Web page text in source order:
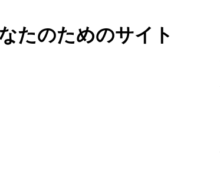
たのためのサイト